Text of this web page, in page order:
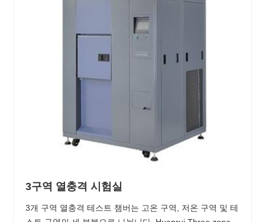
3구역 열충격 시험실
3개 구역 열충격 테스트 챔버는 고온 구역, 저온 구역 및 테